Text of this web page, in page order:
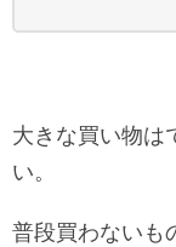
大きな買い物は
い。
普段買わないも